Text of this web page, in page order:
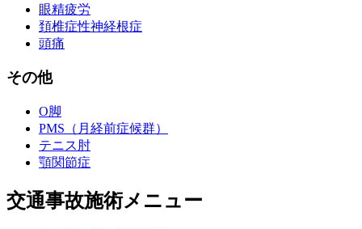
眼精疲労
頚椎症性神経根症
頭痛
その他
O脚
PMS（月経前症候群）
テニス肘
顎関節症
交通事故施術メニュー